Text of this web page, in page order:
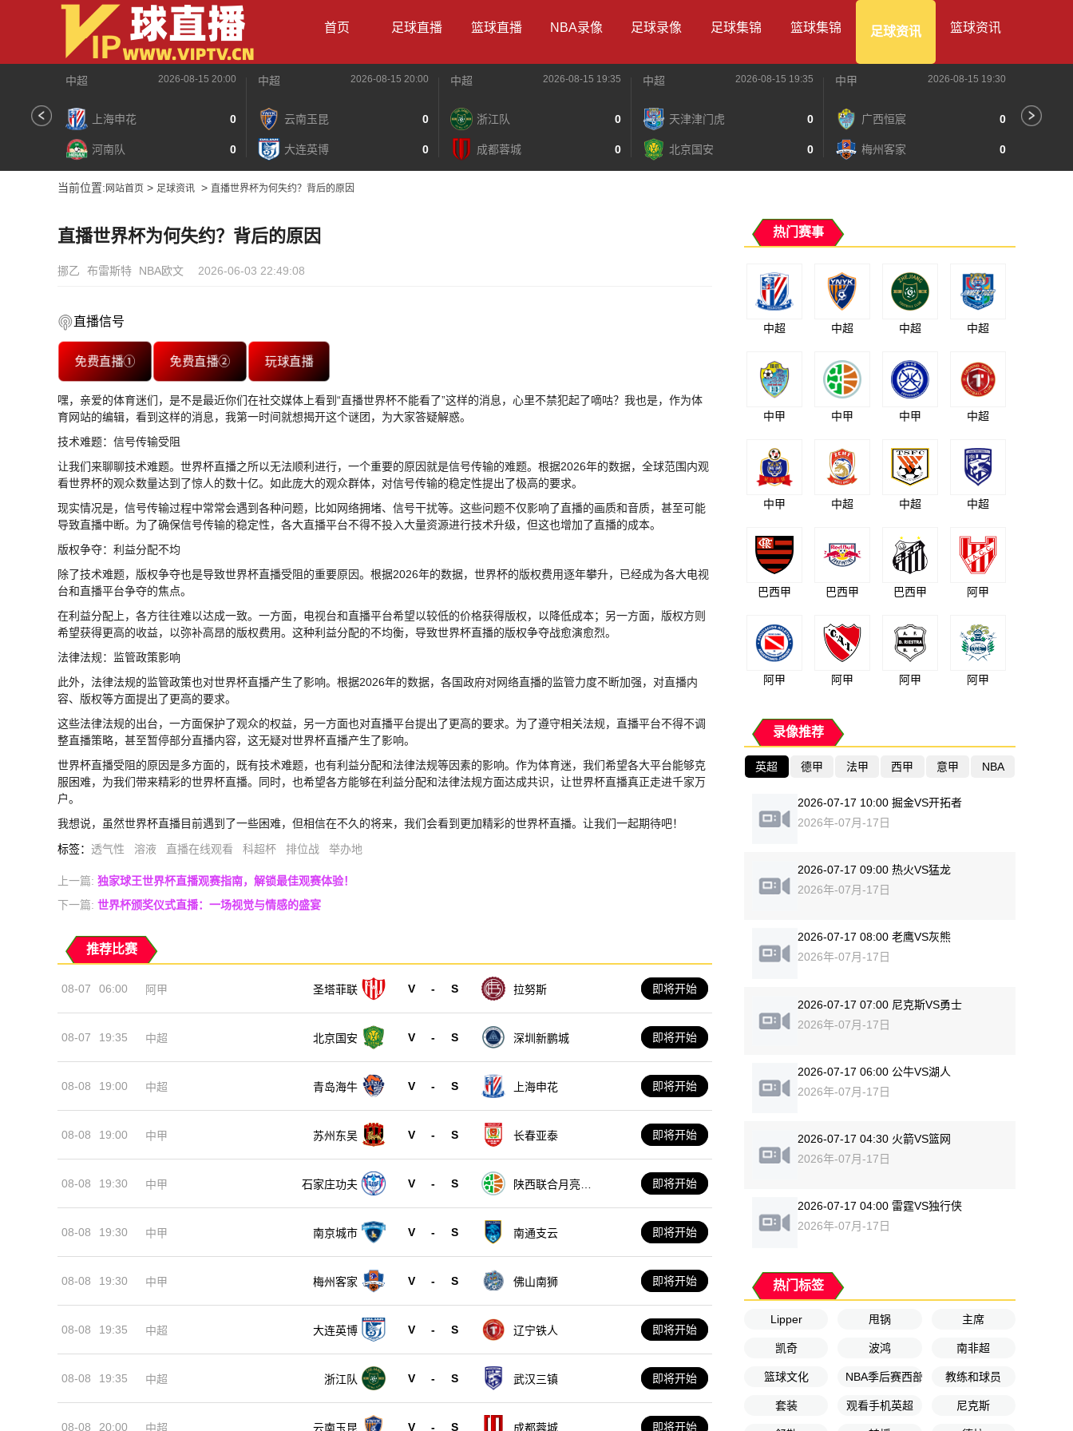
首页 足球直播 篮球直播 NBA录像 足球录像 足球集锦 篮球集锦 足球资讯 篮球资讯
中超 2026-08-15 20:00
上海申花 0
河南队 0
中超 2026-08-15 20:00
云南玉昆 0
大连英博 0
中超 2026-08-15 19:35
浙江队 0
成都蓉城 0
中超 2026-08-15 19:35
天津津门虎 0
北京国安 0
中甲 2026-08-15 19:30
广西恒宸 0
梅州客家 0
当前位置: 网站首页 > 足球资讯 > 直播世界杯为何失约？背后的原因
直播世界杯为何失约？背后的原因
挪乙 布雷斯特 NBA欧文 2026-06-03 22:49:08
直播信号
免费直播① 免费直播② 玩球直播
嘿，亲爱的体育迷们，是不是最近你们在社交媒体上看到“直播世界杯不能看了”这样的消息，心里不禁犯起了嘀咕？我也是，作为体
育网站的编辑，看到这样的消息，我第一时间就想揭开这个谜团，为大家答疑解惑。
技术难题：信号传输受阻
让我们来聊聊技术难题。世界杯直播之所以无法顺利进行，一个重要的原因就是信号传输的难题。根据2026年的数据，全球范围内观
看世界杯的观众数量达到了惊人的数十亿。如此庞大的观众群体，对信号传输的稳定性提出了极高的要求。
现实情况是，信号传输过程中常常会遇到各种问题，比如网络拥堵、信号干扰等。这些问题不仅影响了直播的画质和音质，甚至可能
导致直播中断。为了确保信号传输的稳定性，各大直播平台不得不投入大量资源进行技术升级，但这也增加了直播的成本。
版权争夺：利益分配不均
除了技术难题，版权争夺也是导致世界杯直播受阻的重要原因。根据2026年的数据，世界杯的版权费用逐年攀升，已经成为各大电视
台和直播平台争夺的焦点。
在利益分配上，各方往往难以达成一致。一方面，电视台和直播平台希望以较低的价格获得版权，以降低成本；另一方面，版权方则
希望获得更高的收益，以弥补高昂的版权费用。这种利益分配的不均衡，导致世界杯直播的版权争夺战愈演愈烈。
法律法规：监管政策影响
此外，法律法规的监管政策也对世界杯直播产生了影响。根据2026年的数据，各国政府对网络直播的监管力度不断加强，对直播内
容、版权等方面提出了更高的要求。
这些法律法规的出台，一方面保护了观众的权益，另一方面也对直播平台提出了更高的要求。为了遵守相关法规，直播平台不得不调
整直播策略，甚至暂停部分直播内容，这无疑对世界杯直播产生了影响。
世界杯直播受阻的原因是多方面的，既有技术难题，也有利益分配和法律法规等因素的影响。作为体育迷，我们希望各大平台能够克
服困难，为我们带来精彩的世界杯直播。同时，也希望各方能够在利益分配和法律法规方面达成共识，让世界杯直播真正走进千家万
户。
我想说，虽然世界杯直播目前遇到了一些困难，但相信在不久的将来，我们会看到更加精彩的世界杯直播。让我们一起期待吧！
标签： 透气性 溶液 直播在线观看 科超杯 排位战 举办地
上一篇: 独家球王世界杯直播观赛指南，解锁最佳观赛体验！
下一篇: 世界杯颁奖仪式直播：一场视觉与情感的盛宴
推荐比赛
08-07 06:00 阿甲 圣塔菲联 V - S 拉努斯 即将开始
08-07 19:35 中超 北京国安 V - S 深圳新鹏城 即将开始
08-08 19:00 中超 青岛海牛 V - S 上海申花 即将开始
08-08 19:00 中甲 苏州东吴 V - S 长春亚泰 即将开始
08-08 19:30 中甲 石家庄功夫 V - S
陕西联合月亮泊
即将开始
08-08 19:30 中甲 南京城市 V - S 南通支云 即将开始
08-08 19:30 中甲 梅州客家 V - S 佛山南狮 即将开始
08-08 19:35 中超 大连英博 V - S 辽宁铁人 即将开始
08-08 19:35 中超 浙江队 V - S 武汉三镇 即将开始
08-08 20:00 中超 云南玉昆 V - S 成都蓉城 即将开始
热门赛事
中超 中超 中超 中超
中甲 中甲 中甲 中超
中甲 中超 中超 中超
巴西甲 巴西甲 巴西甲 阿甲
阿甲 阿甲 阿甲 阿甲
录像推荐
英超 德甲 法甲 西甲 意甲 NBA
2026-07-17 10:00 掘金VS开拓者
2026年-07月-17日
2026-07-17 09:00 热火VS猛龙
2026年-07月-17日
2026-07-17 08:00 老鹰VS灰熊
2026年-07月-17日
2026-07-17 07:00 尼克斯VS勇士
2026年-07月-17日
2026-07-17 06:00 公牛VS湖人
2026年-07月-17日
2026-07-17 04:30 火箭VS篮网
2026年-07月-17日
2026-07-17 04:00 雷霆VS独行侠
2026年-07月-17日
热门标签
Lipper 甩锅 主席
凯奇 波鸿 南非超
篮球文化 NBA季后赛西部决赛G2教练和球员
套装 观看手机英超 尼克斯